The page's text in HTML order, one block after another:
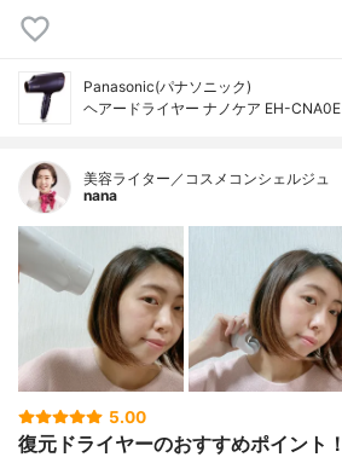
Panasonic(パナソニック)
ヘアードライヤー ナノケア EH-CNA0E
美容ライター／コスメコンシェルジュ
nana
5.00
復元ドライヤーのおすすめポイント！